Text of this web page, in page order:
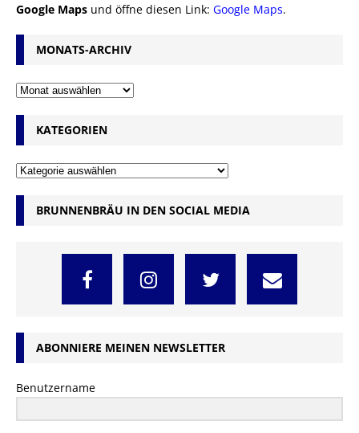
Google Maps und öffne diesen Link: Google Maps.
MONATS-ARCHIV
KATEGORIEN
BRUNNENBRÄU IN DEN SOCIAL MEDIA
ABONNIERE MEINEN NEWSLETTER
Benutzername